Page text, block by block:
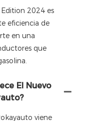
2024 es
eficiencia de
en una
que
El Nuevo
viene